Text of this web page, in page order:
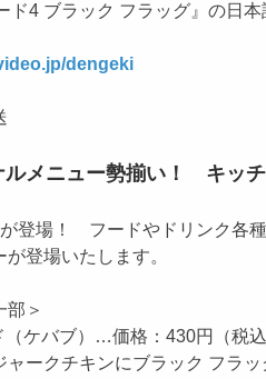
4 ブラック フラッグ』の日
dengeki
ルメニュー勢揃い！ キッ
登場！ フードやドリンク各種
登場いたします。
部＞
ケバブ）…価格：430円（税込
ークチキンにブラック フラ